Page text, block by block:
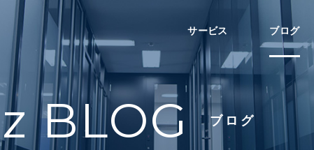
サービス ブログ
BLOG ブログ